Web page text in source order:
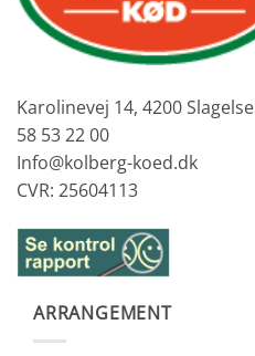
Karolinevej 14, 4200 Slagelse
58 53 22 00
Info@kolberg-koed.dk
CVR: 25604113
ARRANGEMENT